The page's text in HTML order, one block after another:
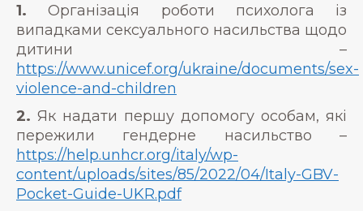
1.Організація роботи психолога із
випадками сексуального насильства щодо
дитини –
https://www.unicef.org/ukraine/documents/sex-
violence-and-children
2. Як надати першу допомогу особам, які
пережили гендерне насильство –
https://help.unhcr.org/italy/wp-
content/uploads/sites/85/2022/04/Italy-GBV-
Pocket-Guide-UKR.pdf